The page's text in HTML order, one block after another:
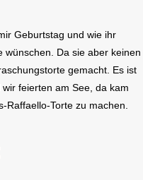
Geburtstag und wie ihr
wünschen. Da sie aber keinen
gemacht. Es ist
feierten am See, da kam
Torte zu machen.